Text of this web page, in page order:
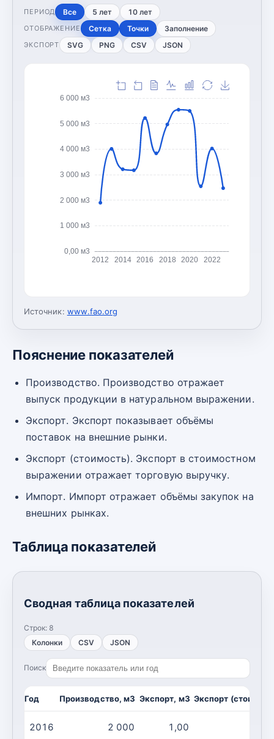
ПЕРИОД Все 5 лет 10 лет
ОТОБРАЖЕНИЕ Сетка Точки Заполнение
ЭКСПОРТ SVG PNG CSV JSON
0,00 м3
1 000 м3
2 000 м3
3 000 м3
4 000 м3
5 000 м3
6 000 м3
2012 2014 2016 2018 2020 2022
Источник: www.fao.org
Пояснение показателей
Производство. Производство отражает
выпуск продукции в натуральном выражении.
Экспорт. Экспорт показывает объёмы
поставок на внешние рынки.
Экспорт (стоимость). Экспорт в стоимостном
выражении отражает торговую выручку.
Импорт. Импорт отражает объёмы закупок на
внешних рынках.
Таблица показателей
Сводная таблица показателей
Строк: 8
Колонки
CSV JSON
Поиск
Год Производство, м3 Экспорт, м3 Экспорт
2016 2 000 1,00